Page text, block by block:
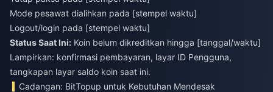
Mode pesawat dialihkan pada [stempel waktu]
Logout/login pada [stempel waktu]
Status Saat Ini: Koin belum dikreditkan hingga [tanggal/waktu]
Lampirkan: konfirmasi pembayaran, layar ID Pengguna,
tangkapan layar saldo koin saat ini.
Cadangan: BitTopup untuk Kebutuhan Mendesak